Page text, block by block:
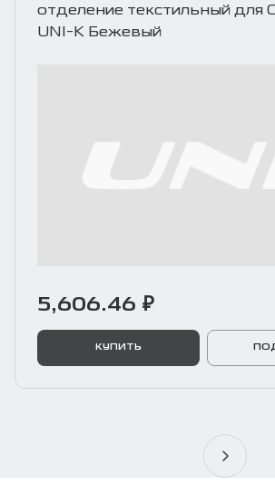
отделение текстильный для
UNI-K Бежевый
5,606.46 ₽
КУПИТЬ